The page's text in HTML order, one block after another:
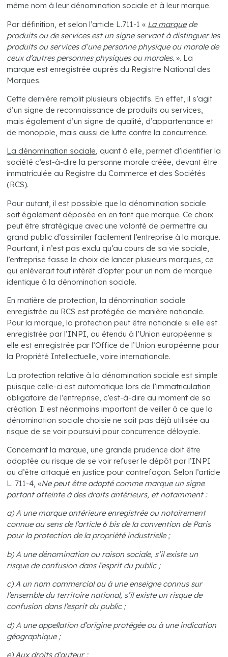
même nom à leur dénomination sociale et à leur marque.
Par définition, et selon l’article L.711-1 « La marquede
produits ou de services est un signe servant à distinguer les
produits ou services d’une personne physique ou morale de
ceux d’autres personnes physiques ou morales.». La
marque est enregistrée auprès du Registre National des
Marques.
Cette dernière remplit plusieurs objectifs. En effet, il s’agit
d’un signe de reconnaissance de produits ou services,
mais également d’un signe de qualité, d’appartenance et
de monopole, mais aussi de lutte contre la concurrence.
La dénomination sociale, quant à elle, permet d’identifier la
société c’est-à-dire la personne morale créée, devant être
immatriculée au Registre du Commerce et des Sociétés
(RCS).
Pour autant, il est possible que la dénomination sociale
soit également déposée en en tant que marque. Ce choix
peut être stratégique avec une volonté de permettre au
grand public d’assimiler facilement l’entreprise à la marque.
Pourtant, il n’est pas exclu qu’au cours de sa vie sociale,
l’entreprise fasse le choix de lancer plusieurs marques, ce
qui enlèverait tout intérêt d’opter pour un nom de marque
identique à la dénomination sociale.
En matière de protection, la dénomination sociale
enregistrée au RCS est protégée de manière nationale.
Pour la marque, la protection peut être nationale si elle est
enregistrée par l’INPI, ou étendu à l’Union européenne si
elle est enregistrée par l’Office de l’Union européenne pour
la Propriété Intellectuelle, voire internationale.
La protection relative à la dénomination sociale est simple
puisque celle-ci est automatique lors de l’immatriculation
obligatoire de l’entreprise, c’est-à-dire au moment de sa
création. Il est néanmoins important de veiller à ce que la
dénomination sociale choisie ne soit pas déjà utilisée au
risque de se voir poursuivi pour concurrence déloyale.
Concernant la marque, une grande prudence doit être
adoptée au risque de se voir refuser le dépôt par l’INPI
ou d’être attaqué en justice pour contrefaçon. Selon l’article
L. 711-4, «Ne peut être adopté comme marque un signe
portant atteinte à des droits antérieurs, et notamment :
a) A une marque antérieure enregistrée ou notoirement
connue au sens de l’article 6 bis de la convention de Paris
pour la protection de la propriété industrielle ;
b) A une dénomination ou raison sociale, s’il existe un
risque de confusion dans l’esprit du public ;
c) A un nom commercial ou à une enseigne connus sur
l’ensemble du territoire national, s’il existe un risque de
confusion dans l’esprit du public ;
d) A une appellation d’origine protégée ou à une indication
géographique ;
e) Aux droits d’auteur ;